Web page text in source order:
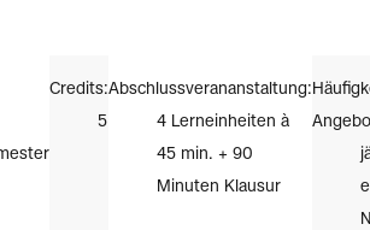
Credits:
5
Abschlussverananstaltung:
4 Lerneinheiten à
45 min. + 90
Minuten Klausur